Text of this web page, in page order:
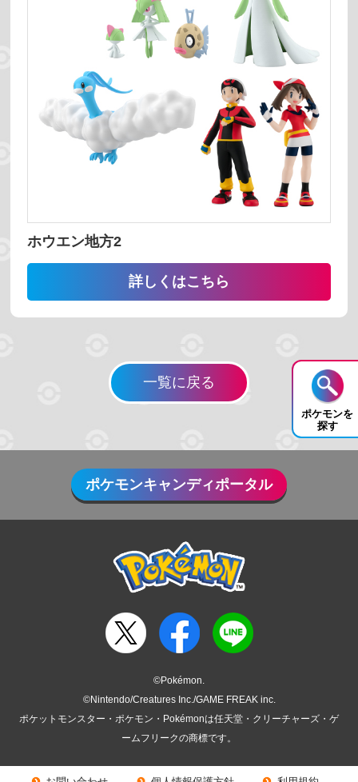
ポケモンを
探す
検索する
リセット
ホウエン地方2
詳しくはこちら
一覧に戻る
ポケモンキャンディポータル
©Pokémon.
©Nintendo/Creatures Inc./GAME FREAK inc.
ポケットモンスター・ポケモン・Pokémonは任天堂・クリーチャーズ・ゲ
ームフリークの商標です。